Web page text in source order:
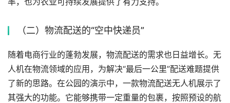
（二）物流配送的“空中快递员”
随着电商行业的蓬勃发展，物流配送的需求也日益增长。无
人机在物流领域的应用，为解决“最后一公里”配送难题提供
了新的思路。在公园的演示中，一款物流配送无人机展示了
其强大的功能。它能够携带一定重量的包裹，按照预设的航